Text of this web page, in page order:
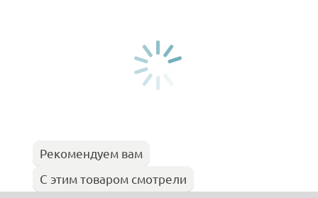
Рекомендуем вам
С этим товаром смотрели